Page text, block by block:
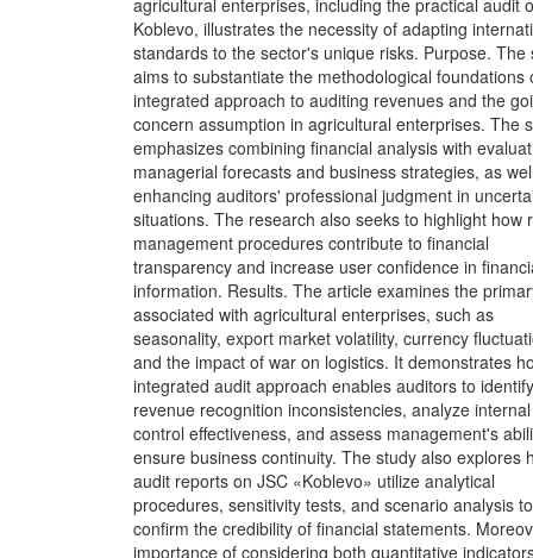
agricultural enterprises, including the practical audit
Koblevo, illustrates the necessity of adapting
standards to the sector's unique risks. Purpose. The
aims to substantiate the methodological foundations
integrated approach to auditing revenues and the
concern assumption in agricultural enterprises. The
emphasizes combining financial analysis with
managerial forecasts and business strategies, as
enhancing auditors' professional judgment in
situations. The research also seeks to highlight how
management procedures contribute to financial
transparency and increase user confidence in
information. Results. The article examines the
associated with agricultural enterprises, such as
seasonality, export market volatility, currency
and the impact of war on logistics. It demonstrates
integrated audit approach enables auditors to identify
revenue recognition inconsistencies, analyze internal
control effectiveness, and assess management's
ensure business continuity. The study also explores
audit reports on JSC «Koblevo» utilize analytical
procedures, sensitivity tests, and scenario analysis to
confirm the credibility of financial statements.
importance of considering both quantitative